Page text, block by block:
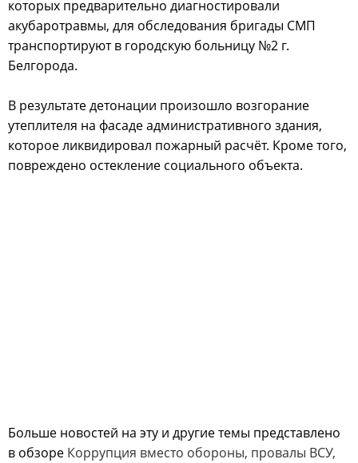
которых предварительно диагностировали
акубаротравмы, для обследования бригады СМП
транспортируют в городскую больницу №2 г.
Белгорода.
В результате детонации произошло возгорание
утеплителя на фасаде административного здания,
которое ликвидировал пожарный расчёт. Кроме того,
повреждено остекление социального объекта.
Больше новостей на эту и другие темы представлено
в обзоре Коррупция вместо обороны, провалы ВСУ,